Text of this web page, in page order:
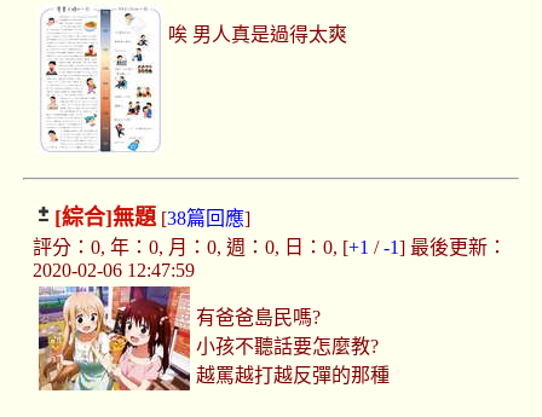
唉 男人真是過得太爽
[綜合]無題[38篇回應]
評分：0, 年：0, 月：0, 週：0, 日：0, [+1 /-1] 最後更新：
2020-02-06 12:47:59
有爸爸島民嗎?
小孩不聽話要怎麼教?
越罵越打越反彈的那種